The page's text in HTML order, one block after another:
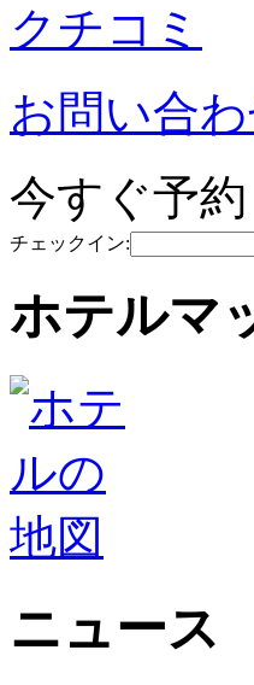
クチコミ
お問い合
今すぐ予約
チェックイン:
ホテルマ
ニュース